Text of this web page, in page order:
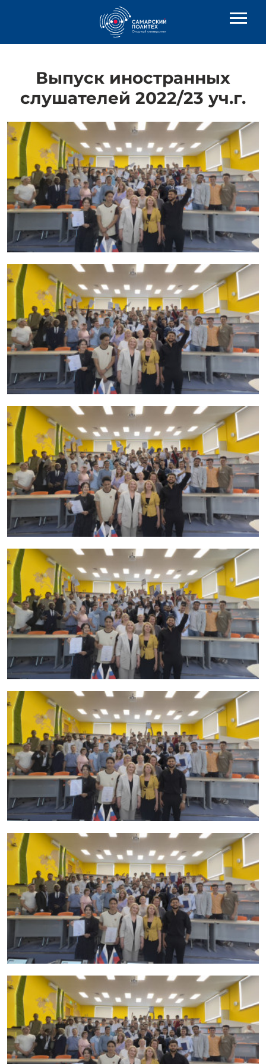
Выпуск иностранных
слушателей 2022/23 уч.г.